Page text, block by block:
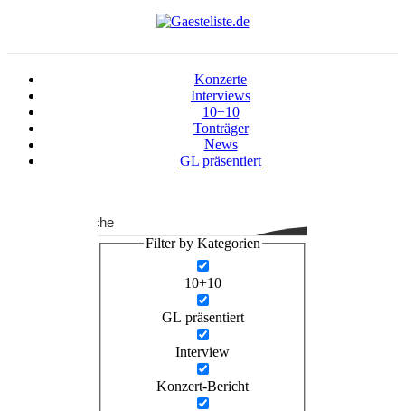
Konzerte
Interviews
10+10
Tonträger
News
GL präsentiert
Suche
Filter by Kategorien
10+10
GL präsentiert
Interview
Konzert-Bericht